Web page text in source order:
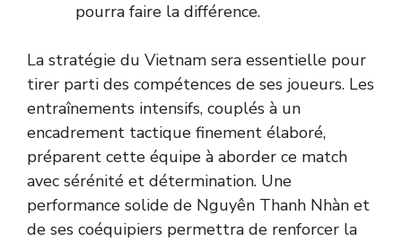
pourra faire la différence.
La stratégie du Vietnam sera essentielle pour
tirer parti des compétences de ses joueurs. Les
entraînements intensifs, couplés à un
encadrement tactique finement élaboré,
préparent cette équipe à aborder ce match
avec sérénité et détermination. Une
performance solide de Nguyên Thanh Nhàn et
de ses coéquipiers permettra de renforcer la